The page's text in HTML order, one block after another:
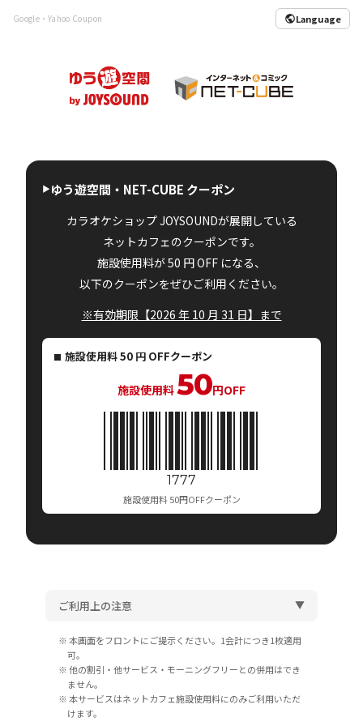
Google・Yahoo Coupon Language
ゆう遊空間・NET-CUBE クーポン
カラオケショップ JOYSOUNDが展開している
ネットカフェのクーポンです。
施設使用料が 50 円 OFF になる、
以下のクーポンをぜひご利用ください。
※有効期限【2026 年 10 月 31 日】まで
施設使用料 50 円 OFFクーポン
施設使用料50円OFF
1777
施設使用料 50円OFFクーポン
ご利用上の注意 ▲
本画面をフロントにご提示ください。1会計につき1枚適用
可。
他の割引・他サービス・モーニングフリーとの併用はでき
ません。
本サービスはネットカフェ施設使用料にのみご利用いただ
けます。